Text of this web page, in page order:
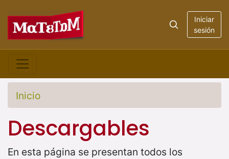
Iniciar
sesión
Inicio
Descargables
En esta página se presentan todos los